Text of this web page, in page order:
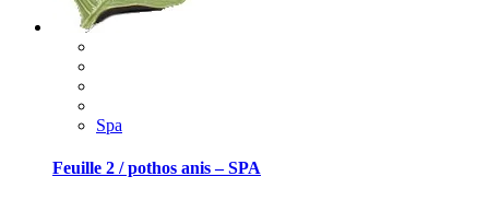
Spa
Feuille 2 / pothos anis – SPA